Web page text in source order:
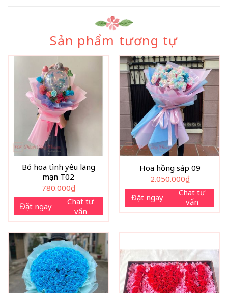
Sản phẩm tương tự
Bó hoa tình yêu lãng
mạn T02
780.000₫
Đặt ngay
Chat tư
vấn
Hoa hồng sáp 09
2.050.000₫
Đặt ngay
Chat tư
vấn